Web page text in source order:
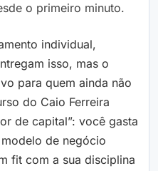
o primeiro minuto.
individual,
isso, mas o
para quem ainda não
do Caio Ferreira
de capital”: você gasta
de negócio
fit com a sua disciplina